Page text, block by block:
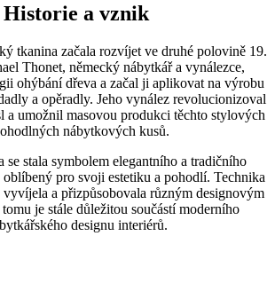
Historie a vznik
tkanina začala rozvíjet ve druhé polovině 19.
Thonet, německý nábytkář a vynálezce,
ohýbání dřeva a začal ji aplikovat na výrobu
a opěradly. Jeho vynález revolucionizoval
a umožnil masovou produkci těchto stylových
nábytkových kusů.
se stala symbolem elegantního a tradičního
oblíbený pro svoji estetiku a pohodlí. Technika
vyvíjela a přizpůsobovala různým designovým
je stále důležitou součástí moderního
designu interiérů.